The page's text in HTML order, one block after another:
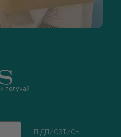
и получай
підписатись